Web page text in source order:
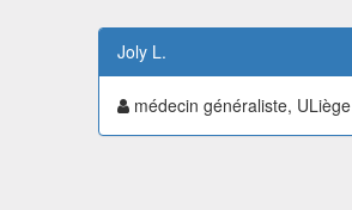
Joly L.
médecin généraliste, ULiège